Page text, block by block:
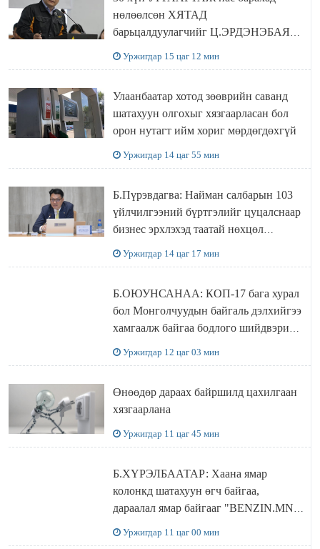
нөлөөлсөн ХЯТАД
барьцалдуулагчийг Ц.ЭРДЭНЭБАЯР
Уржигдар 15 цаг 12 мин
Улаанбаатар хотод зөөврийн саванд
шатахуун олгохыг хязгаарласан бол
орон нутагт ийм хориг мөрдөгдөхгүй
Уржигдар 14 цаг 55 мин
Б.Пүрэвдагва: Найман салбарын 103
үйлчилгээний бүртгэлийг цуцалснаар
бизнес эрхлэхэд таатай нөхцөл
Уржигдар 14 цаг 17 мин
Б.ОЮУНСАНАА: КОП-17 бага хурал
бол Монголчуудын байгаль дэлхийгээ
хамгаалж байгаа бодлого шийдвэрийг
Уржигдар 12 цаг 03 мин
Өнөөдөр дараах байршилд цахилгаан
хязгаарлана
Уржигдар 11 цаг 45 мин
Б.ХҮРЭЛБААТАР: Хаана ямар
колонкд шатахуун өгч байгаа,
дараалал ямар байгааг "BENZIN.MN”
Уржигдар 11 цаг 00 мин